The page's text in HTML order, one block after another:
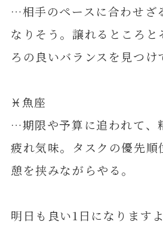
…相手のペースに合わせざ
なりそう。譲れるところと
ろの良いバランスを見つけ
♓️魚座
…期限や予算に追われて、
疲れ気味。タスクの優先順
憩を挟みながらやる。
明日も良い1日になりますよ